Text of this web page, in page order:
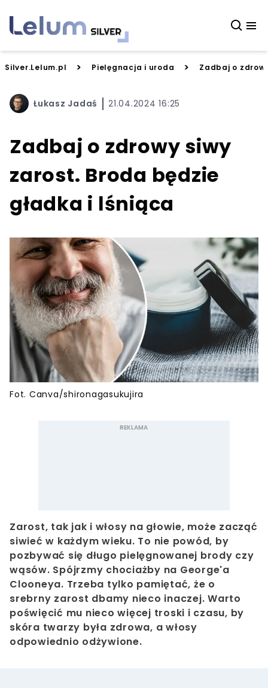
Silver.Lelum.pl > Pielęgnacja i uroda > Zadbaj o
Łukasz Jadaś 21.04.2024 16:25
Zadbaj o zdrowy siwy
zarost. Broda będzie
gładka i lśniąca
Fot. Canva/shironagasukujira
Zarost, tak jak i włosy na głowie, może zacząć
siwieć w każdym wieku. To nie powód, by
pozbywać się długo pielęgnowanej brody czy
wąsów. Spójrzmy chociażby na George'a
Clooneya. Trzeba tylko pamiętać, że o
srebrny zarost dbamy nieco inaczej. Warto
poświęcić mu nieco więcej troski i czasu, by
skóra twarzy była zdrowa, a włosy
odpowiednio odżywione.